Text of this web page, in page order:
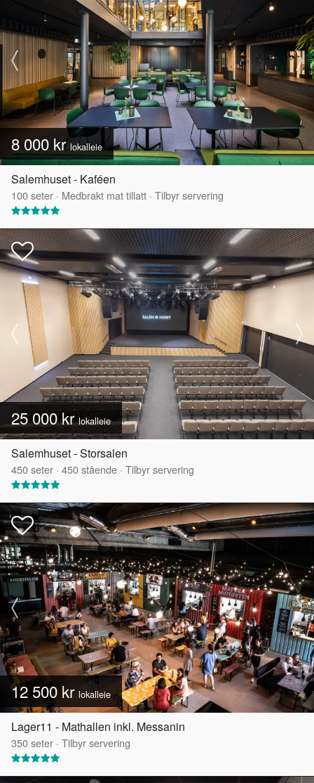
8 000 krlokalleie
Salemhuset - Kaféen
100seter · Medbrakt mat tillatt · Tilbyr servering
25 000 krlokalleie
Salemhuset - Storsalen
450seter · 450stående · Tilbyr servering
12 500 kr lokalleie
Lager11 - Mathallen inkl. Messanin
350seter · Tilbyr servering